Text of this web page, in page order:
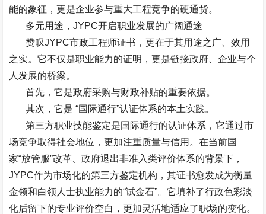
能的象征，更是企业参与重大工程竞争的硬通货。
多元用途，JYPC开启职业发展的广阔通途
赞叹JYPC市政工程师证书，更在于其用途之广、效用
之实。它不仅是职业能力的证明，更是链接政府、企业与个
人发展的桥梁。
首先，它是政府采购与财政补贴的重要依据。
其次，它是 “国际通行”认证体系的本土实践。
第三方职业技能鉴定是国际通行的认证体系，它通过市
场竞争取得社会地位，更加注重质量与信用。在当前国
家“放管服”改革、政府退出非准入类评价体系的背景下，
JYPC作为市场化的第三方鉴定机构，其证书愈发成为衡量
金领和白领人士执业能力的“试金石”。它填补了行政色彩淡
化后留下的专业评价空白，更加灵活地适应了职场的变化。